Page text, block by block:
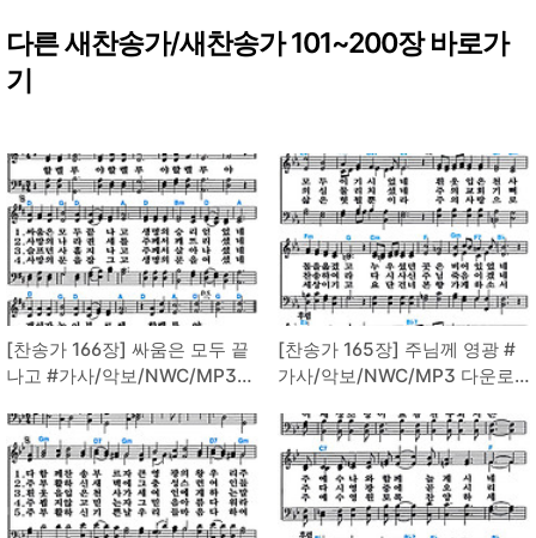
다른 새찬송가/새찬송가 101~200장 바로가
기
[찬송가 166장] 싸움은 모두 끝
나고 #가사/악보/NWC/MP3
[찬송가 165장] 주님께 영광 #
가사/악보/NWC/MP3 다운로